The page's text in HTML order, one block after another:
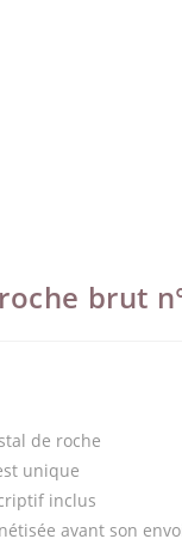
brut
de roche
unique
inclus
avant son